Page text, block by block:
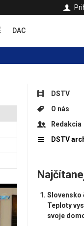
DAC
DSTV
O nás
Redakcia
DSTV
Slovensko
Teploty
svoje